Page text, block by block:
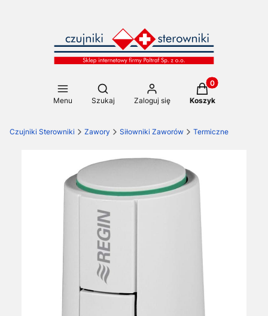
Menu
Otwórz wyszukiwarkę
Szukaj Zaloguj się
Produkty w
Koszyk
Czujniki Sterowniki Zawory Siłowniki Zaworów Termiczne